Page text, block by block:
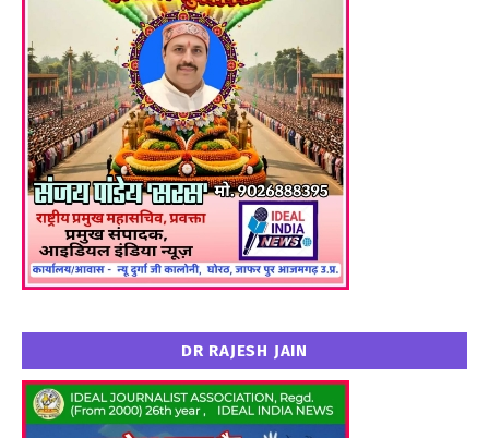
DR RAJESH JAIN